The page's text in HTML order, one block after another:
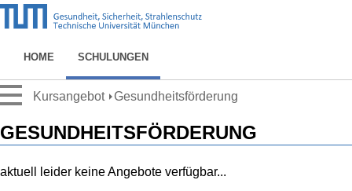
HOME SCHULUNGEN
Kursangebot Gesundheitsförderung
GESUNDHEITSFÖRDERUNG
aktuell leider keine Angebote verfügbar...